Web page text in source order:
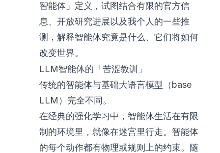
智能体」定义，试图结合有限的官方信
息、开放研究进展以及我个人的一些推
测，解释智能体究竟是什么、它们将如何
改变世界。
LLM智能体的「苦涩教训」
传统的智能体与基础大语言模型（base
LLM）完全不同。
在经典的强化学习中，智能体生活在有限
制的环境里，就像在迷宫里行走。智能体
的每个动作都有物理或规则上的约束。随